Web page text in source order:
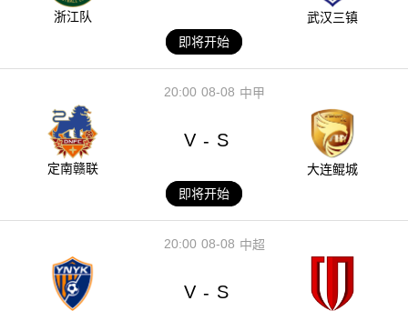
浙江队
武汉三镇
即将开始
08-08
20:00 中甲
定南赣联
V - S
大连鲲城
即将开始
08-08
20:00 中超
V - S